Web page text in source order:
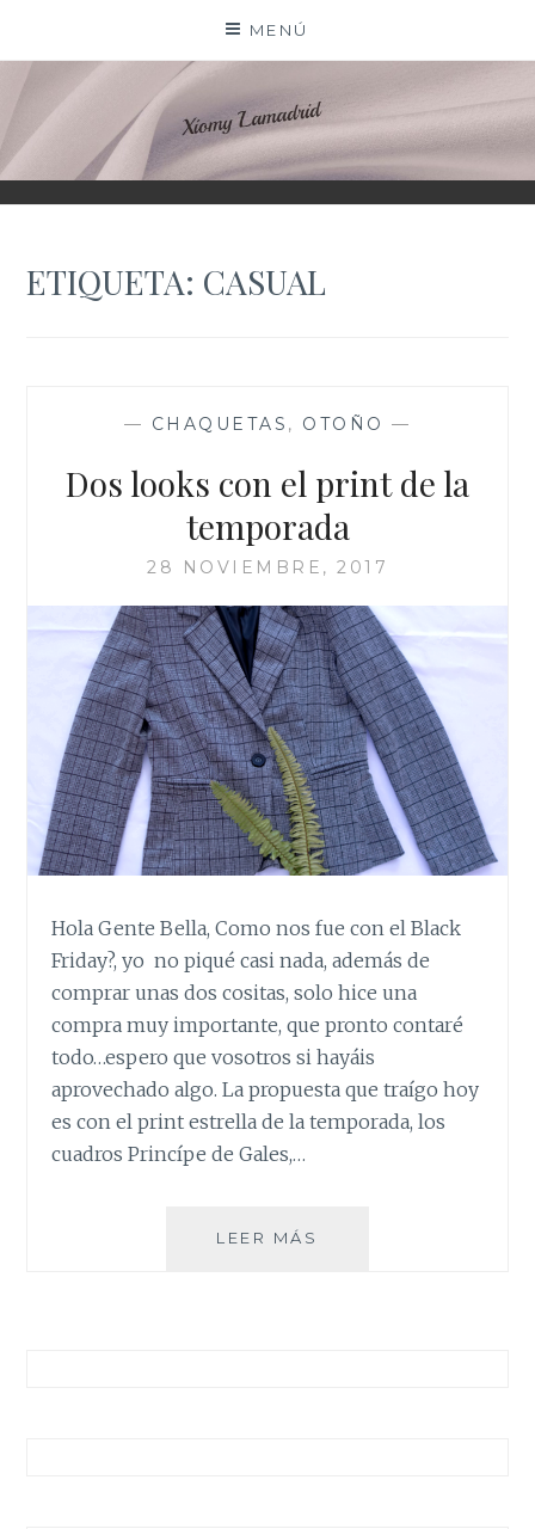
contenido
MENÚ
XIOMY LAMADRID
ETIQUETA: CASUAL
— CHAQUETAS , OTOÑO —
Dos looks con el print de la
temporada
28 NOVIEMBRE, 2017
Hola Gente Bella, Como nos fue con el Black
Friday?, yo no piqué casi nada, además de
comprar unas dos cositas, solo hice una
compra muy importante, que pronto contaré
todo…espero que vosotros si hayáis
aprovechado algo. La propuesta que traígo hoy
es con el print estrella de la temporada, los
cuadros Princípe de Gales,…
LEER MÁS